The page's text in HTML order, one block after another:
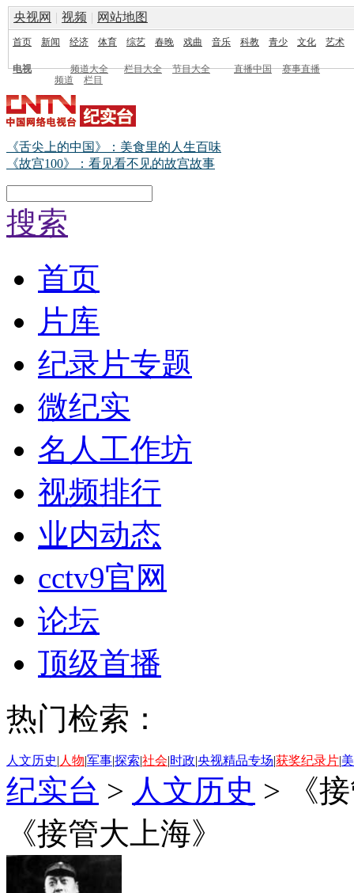
央视网 | 视频 | 网站地图
首页 新闻 经济 体育 综艺 春晚 戏曲 音乐 科教 青少 文化 艺术
电视 频道大全 栏目大全 节目大全 直播中国
赛事直播
频道
栏目
《舌尖上的中国》：美食里的人生百味
《故宫100》：看见看不见的故宫故事
搜索
首页
片库
纪录片专题
微纪实
名人工作坊
视频排行
业内动态
cctv9官网
论坛
顶级首播
热门检索：
人文历史| 人物|军事|探索|社会|时政|央视精品专场|获奖纪录片|
纪实台 > 人文历史 >
《
《接管大上海》